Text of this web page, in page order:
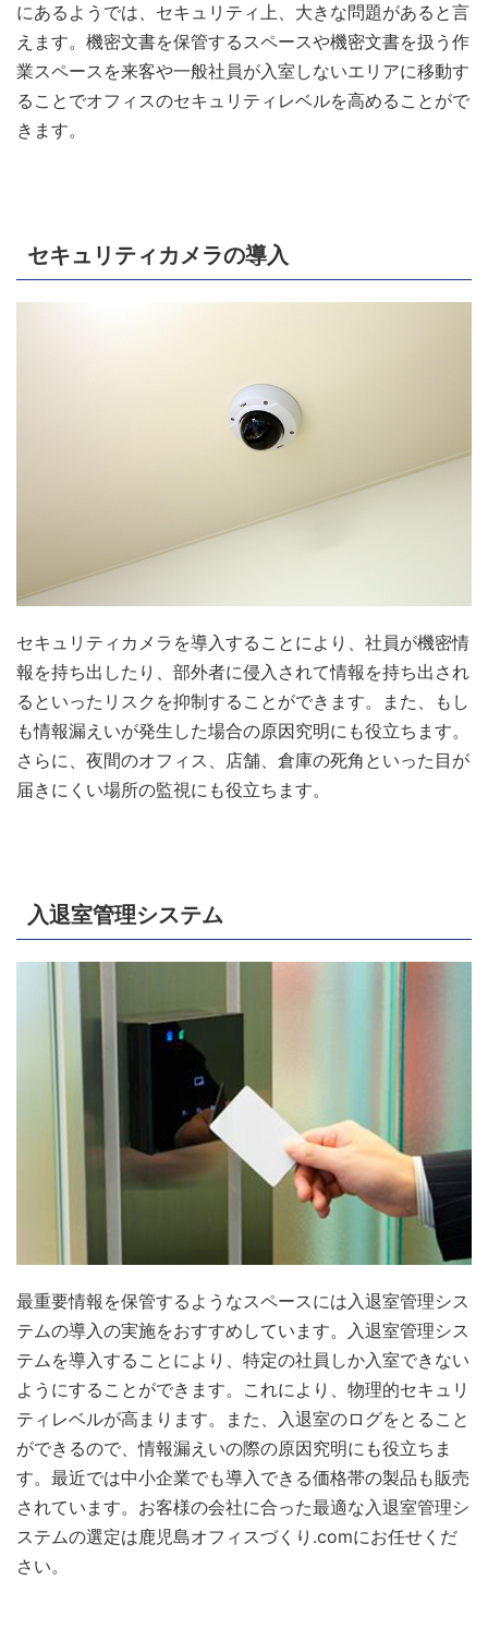
にあるようでは、セキュリティ上、大きな問題があると言
えます。機密文書を保管するスペースや機密文書を扱う作
業スペースを来客や一般社員が入室しないエリアに移動す
ることでオフィスのセキュリティレベルを高めることがで
きます。
セキュリティカメラの導入
セキュリティカメラを導入することにより、社員が機密情
報を持ち出したり、部外者に侵入されて情報を持ち出され
るといったリスクを抑制することができます。また、もし
も情報漏えいが発生した場合の原因究明にも役立ちます。
さらに、夜間のオフィス、店舗、倉庫の死角といった目が
届きにくい場所の監視にも役立ちます。
入退室管理システム
最重要情報を保管するようなスペースには入退室管理シス
テムの導入の実施をおすすめしています。入退室管理シス
テムを導入することにより、特定の社員しか入室できない
ようにすることができます。これにより、物理的セキュリ
ティレベルが高まります。また、入退室のログをとること
ができるので、情報漏えいの際の原因究明にも役立ちま
す。最近では中小企業でも導入できる価格帯の製品も販売
されています。お客様の会社に合った最適な入退室管理シ
ステムの選定は鹿児島オフィスづくり.comにお任せくだ
さい。